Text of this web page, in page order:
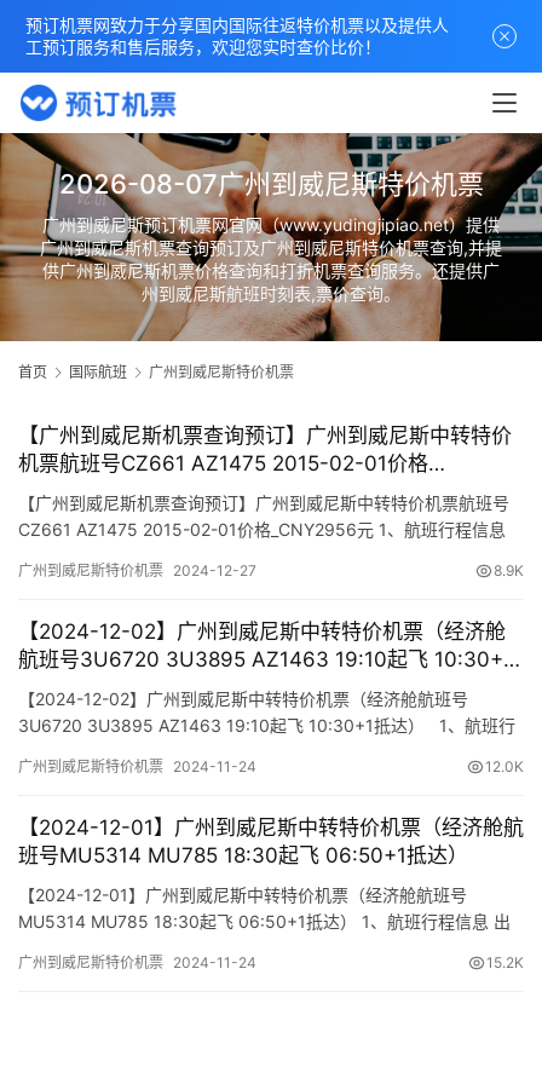
2026-08-07广州到威尼斯特价机票
广州到威尼斯预订机票网官网（www.yudingjipiao.net）提供
广州到威尼斯机票查询预订及广州到威尼斯特价机票查询,并提
供广州到威尼斯机票价格查询和打折机票查询服务。还提供广
州到威尼斯航班时刻表,票价查询。
首页 国际航班 广州到威尼斯特价机票
【广州到威尼斯机票查询预订】广州到威尼斯中转特价
机票航班号CZ661 AZ1475 2015-02-01价格
_CNY2956元
【广州到威尼斯机票查询预订】广州到威尼斯中转特价机票航班号
CZ661 AZ1475 2015-02-01价格_CNY2956元 1、航班行程信息
(Departure/Arrival) (Flight) (class) (Departure Time) (Arrival
广州到威尼斯特价机票 2024-12-27 8.9K
【2024-12-02】广州到威尼斯中转特价机票（经济舱
航班号3U6720 3U3895 AZ1463 19:10起飞 10:30+1
抵达）
【2024-12-02】广州到威尼斯中转特价机票（经济舱航班号
3U6720 3U3895 AZ1463 19:10起飞 10:30+1抵达） 1、航班行
(Departure/Arrival) (Flight) (class) (Departure Time) (A…
广州到威尼斯特价机票 2024-11-24 12.0K
【2024-12-01】广州到威尼斯中转特价机票（经济舱航
班号MU5314 MU785 18:30起飞 06:50+1抵达）
【2024-12-01】广州到威尼斯中转特价机票（经济舱航班号
MU5314 MU785 18:30起飞 06:50+1抵达） 1、航班行程信息 出
(Departure/Arrival) (Flight) (class) (Departure Time) (Arrival
广州到威尼斯特价机票 2024-11-24 15.2K
预订机票网致力于分享国内国际往返特价机票以及提供人
工预订服务和售后服务，欢迎您实时查价比价！